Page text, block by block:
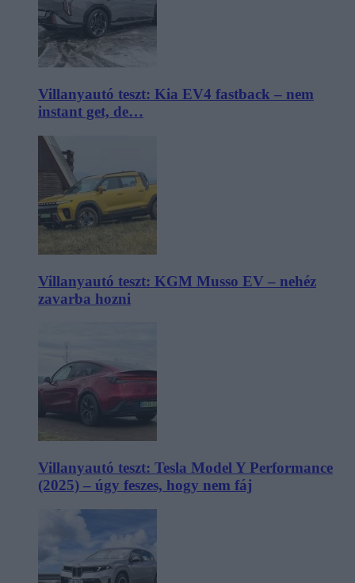
Villanyautó teszt: Kia EV4 fastback – nem
instant get, de…
Villanyautó teszt: KGM Musso EV – nehéz
zavarba hozni
Villanyautó teszt: Tesla Model Y Performance
(2025) – úgy feszes, hogy nem fáj